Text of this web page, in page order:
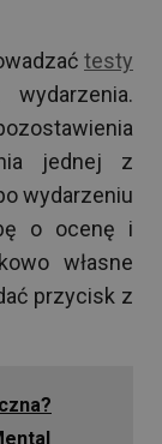
testy
jednej z
wydarzeniu
o ocenę i
własne
przycisk z